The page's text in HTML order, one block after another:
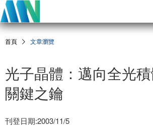
首頁 文章瀏覽
光子晶體：邁向全光
關鍵之鑰
刊登日期:2003/11/5